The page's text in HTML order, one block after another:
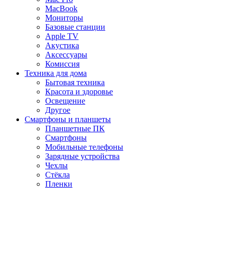
MacBook
Мониторы
Базовые станции
Apple TV
Акустика
Аксессуары
Комиссия
Техника для дома
Бытовая техника
Красота и здоровье
Освещение
Другое
Смартфоны и планшеты
Планшетные ПК
Смартфоны
Мобильные телефоны
Зарядные устройства
Чехлы
Стёкла
Пленки